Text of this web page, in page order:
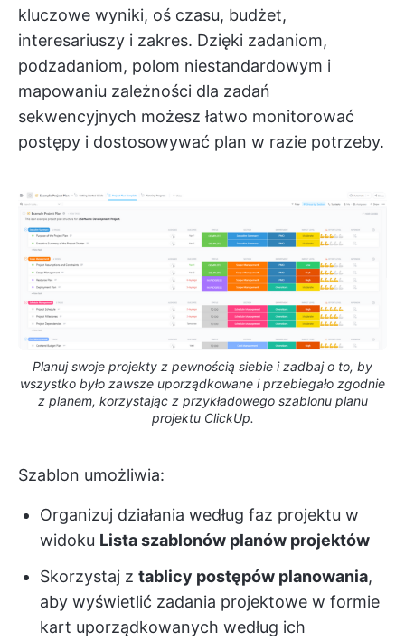
kluczowe wyniki, oś czasu, budżet,
interesariuszy i zakres. Dzięki zadaniom,
podzadaniom, polom niestandardowym i
mapowaniu zależności dla zadań
sekwencyjnych możesz łatwo monitorować
postępy i dostosowywać plan w razie potrzeby.
Planuj swoje projekty z pewnością siebie i zadbaj o to, by
wszystko było zawsze uporządkowane i przebiegało zgodnie
z planem, korzystając z przykładowego szablonu planu
projektu ClickUp.
Szablon umożliwia:
Organizuj działania według faz projektu w
widoku Lista szablonów planów projektów
Skorzystaj z tablicy postępów planowania,
aby wyświetlić zadania projektowe w formie
kart uporządkowanych według ich